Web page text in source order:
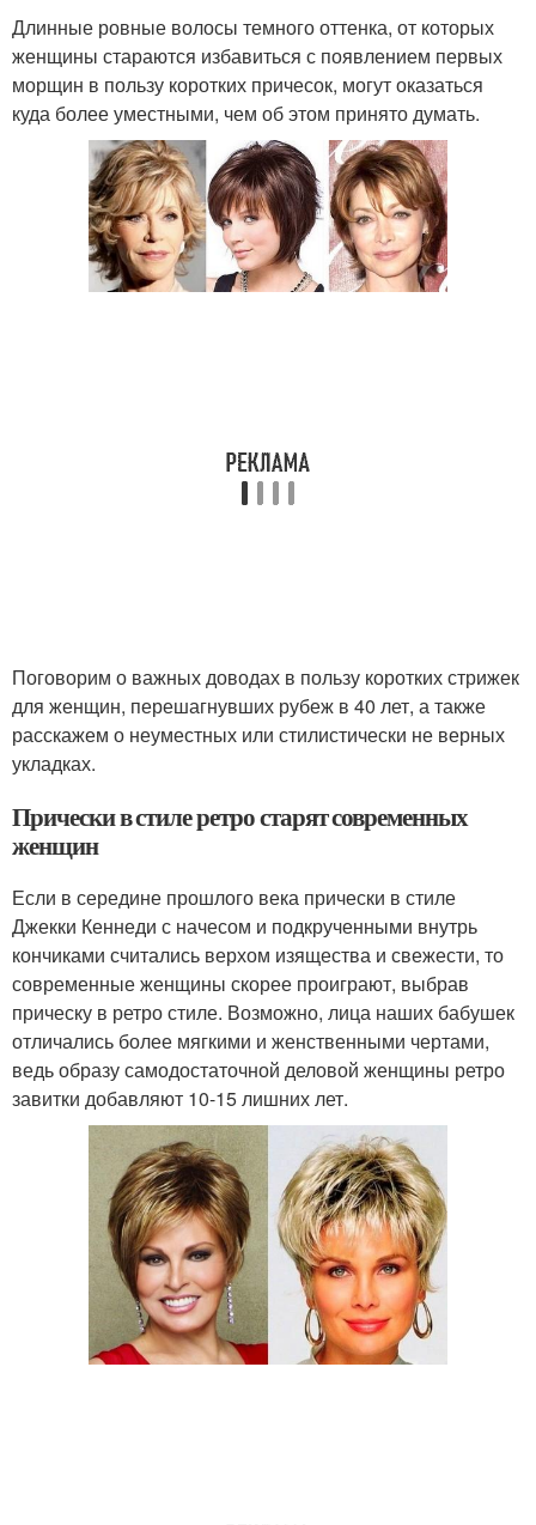
Длинные ровные волосы темного оттенка, от которых
женщины стараются избавиться с появлением первых
морщин в пользу коротких причесок, могут оказаться
куда более уместными, чем об этом принято думать.
Поговорим о важных доводах в пользу коротких стрижек
для женщин, перешагнувших рубеж в 40 лет, а также
расскажем о неуместных или стилистически не верных
укладках.
Прически в стиле ретро старят современных
женщин
Если в середине прошлого века прически в стиле
Джекки Кеннеди с начесом и подкрученными внутрь
кончиками считались верхом изящества и свежести, то
современные женщины скорее проиграют, выбрав
прическу в ретро стиле. Возможно, лица наших бабушек
отличались более мягкими и женственными чертами,
ведь образу самодостаточной деловой женщины ретро
завитки добавляют 10-15 лишних лет.